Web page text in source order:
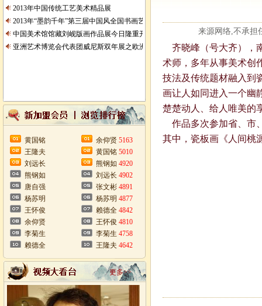
2013年中国传统工艺美术精品展
2013年“墨韵千年”第三届中国风全国书画艺术交流赛征稿
中国美术馆馆藏刘岘版画作品展今日隆重开展
亚洲艺术博览会代表团威尼斯双年展之欧洲行
黄国铭
王隆夫
刘远长
熊钢如
唐自强
杨苏明
王怀俊
余仰贤
李菊生
赖德全
余仰贤 5163
黄国铭 5010
熊钢如 4920
刘远长 4902
张文彬 4891
杨苏明 4877
赖德全 4842
王怀俊 4810
李菊生 4758
王隆夫 4642
更多>>
来源网络,不承担
齐晓峰（号大齐），
术师，多年从事美术创
技法及传统题材融入到
画让人如同进入一个幽
楚楚动人、给人唯美的
作品多次参加省、市
其中，瓷板画《人间桃